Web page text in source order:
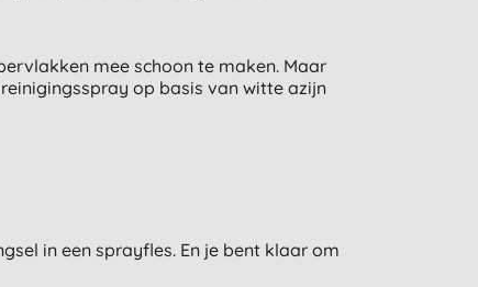
mee schoon te maken. Maar
op basis van witte azijn
in een sprayfles. En je bent klaar om